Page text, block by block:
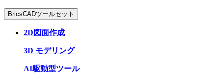
BricsCADツールセット
2D図面作成
3D モデリング
AI駆動型ツール